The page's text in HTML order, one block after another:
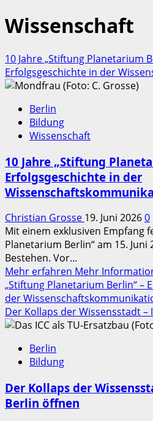
Wissenschaft
10 Jahre „Stiftung Planetarium
Erfolgsgeschichte in der
Berlin
Bildung
Wissenschaft
10 Jahre „Stiftung
Erfolgsgeschichte in der
Christian Grosse 19. Juni 20260
Mit einem exklusiven Empfang
Planetarium Berlin“ am 15.
Bestehen. Vor...
Mehr erfahren Mehr
„Stiftung Planetarium Berlin“ –
der
Der Kollaps der Wissensstadt –
Berlin
Bildung
Der Kollaps der
Berlin öffnen